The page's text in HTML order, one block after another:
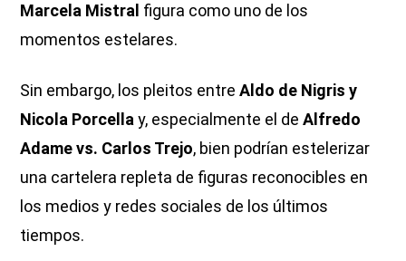
Marcela Mistral figura como uno de los
momentos estelares.
Sin embargo, los pleitos entreAldo de Nigris y
Nicola Porcella y, especialmente el deAlfredo
Adame vs. Carlos Trejo, bien podrían estelerizar
una cartelera repleta de figuras reconocibles en
los medios y redes sociales de los últimos
tiempos.